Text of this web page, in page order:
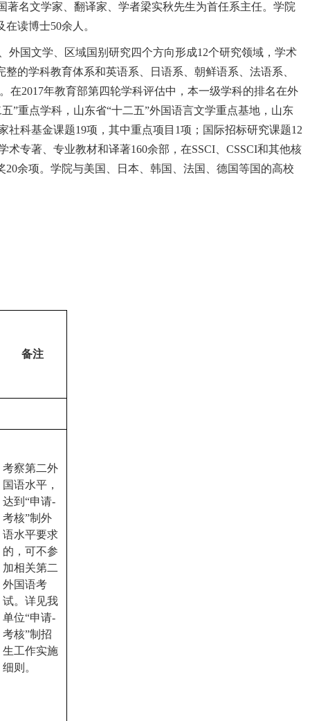
著名文学家、翻译家、学者梁实秋先生为首任系主任。学院
在读博士50余人。
外国文学、区域国别研究四个方向形成12个研究领域，学术
整的学科教育体系和英语系、日语系、朝鲜语系、法语系、
在2017年教育部第四轮学科评估中，本一级学科的排名在外
”重点学科，山东省“十二五”外国语言文学重点基地，山东
社科基金课题19项，其中重点项目 1项；国际招标研究课题12
术专著、专业教材和译著160余部，在SSCI CSSCI和其他核
20余项。学院与美国、日本、韩国、法国、德国等国的高校
备注
考察第二外
国语水平，
达到 “申请-
考核”制外
语水平要求
的，可不参
加相关第二
外国语考
试。详见我
单位“申请-
考核”制招
生工作实施
细则。